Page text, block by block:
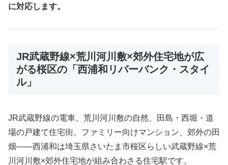
に対応します。
JR武蔵野線×荒川河川敷×郊外住宅地が広
がる桜区の「西浦和リバーバンク・スタイ
ル」
JR武蔵野線の電車、荒川河川敷の自然、田島・西堀・道
場の戸建て住宅街、ファミリー向けマンション、郊外の田
畑――西浦和は埼玉県さいたま市桜区らしい武蔵野線×荒
川河川敷×郊外住宅地が組み合わさる住宅駅です。